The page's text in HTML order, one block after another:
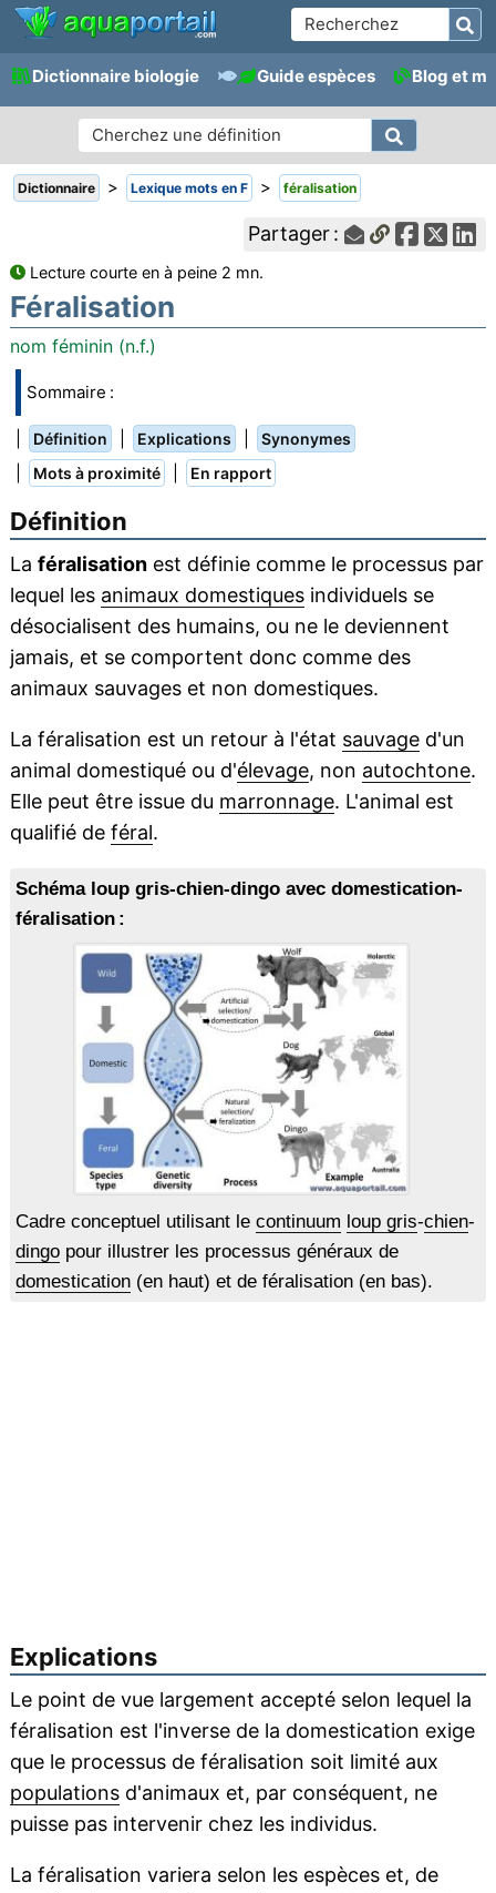
Dictionnaire biologie Guide espèces Blog et
Dictionnaire > Lexique mots en F > féralisation
Partager :
Lecture courte en à peine 2 mn.
Féralisation
nom féminin (n.f.)
Sommaire :
Définition Explications Synonymes
Mots à proximité En rapport
Définition
La féralisationest définie comme le processus par
lequel les animaux domestiquesindividuels se
désocialisent des humains, ou ne le deviennent
jamais, et se comportent donc comme des
animaux sauvages et non domestiques.
La féralisation est un retour à l'état sauvaged'un
animal domestiqué ou d'élevage, non autochtone.
Elle peut être issue du marronnage. L'animal est
qualifié de féral.
Schéma loup gris-chien-dingo avec domestication-
féralisation :
Cadre conceptuel utilisant le continuum loup gris-chien-
dingopour illustrer les processus généraux de
domestication(en haut) et de féralisation (en bas).
Explications
Le point de vue largement accepté selon lequel la
féralisation est l'inverse de la domestication exige
que le processus de féralisation soit limité aux
populationsd'animaux et, par conséquent, ne
puisse pas intervenir chez les individus.
La féralisation variera selon les espèces et, de